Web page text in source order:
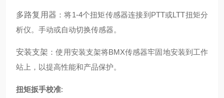
多路复用器 ：将1-4个扭矩传感器连接到PTT或LTT扭矩分
析仪。手动或自动切换传感器。
安装支架 ：使用安装支架将BMX传感器牢固地安装到工作
站上，以提高性能和产品保护。
扭矩扳手校准: